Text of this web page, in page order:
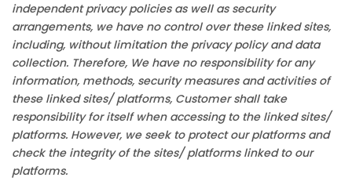
independent privacy policies as well as security
arrangements, we have no control over these linked sites,
including, without limitation the privacy policy and data
collection. Therefore, We have no responsibility for any
information, methods, security measures and activities of
these linked sites/ platforms, Customer shall take
responsibility for itself when accessing to the linked sites/
platforms. However, we seek to protect our platforms and
check the integrity of the sites/ platforms linked to our
platforms.